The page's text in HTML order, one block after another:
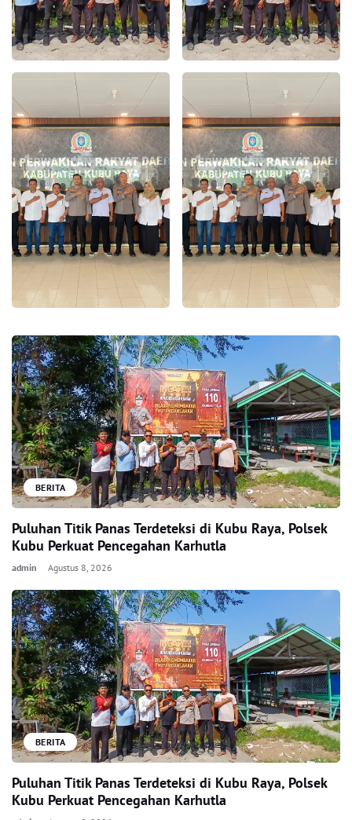
BERITA
Puluhan Titik Panas Terdeteksi di Kubu Raya, Polsek
Kubu Perkuat Pencegahan Karhutla
admin Agustus 8, 2026
BERITA
Puluhan Titik Panas Terdeteksi di Kubu Raya, Polsek
Kubu Perkuat Pencegahan Karhutla